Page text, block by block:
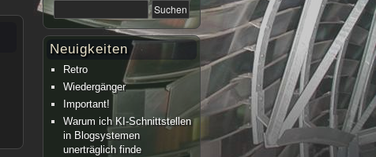
Neuigkeiten
Retro
Wiedergänger
Important!
Warum ich KI-Schnittstellen
in Blogsystemen
unerträglich finde